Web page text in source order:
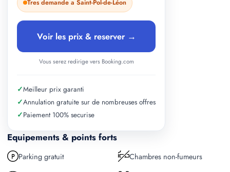
Equipements & points forts
Parking gratuit
Chambres non-fumeurs
Tres demande a Saint-Pol-de-Léon
Voir les prix & reserver →
Vous serez redirige vers Booking.com
✓Meilleur prix garanti
✓Annulation gratuite sur de nombreuses offres
✓Paiement 100% securise